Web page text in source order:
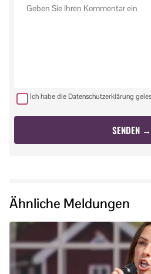
Ich habe die Datenschutzerklärung
Ähnliche Meldungen